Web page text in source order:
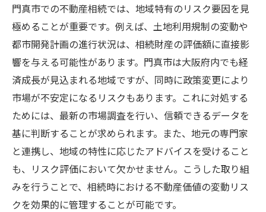
門真市での不動産相続では、地域特有のリスク要因を見
極めることが重要です。例えば、土地利用規制の変動や
都市開発計画の進行状況は、相続財産の評価額に直接影
響を与える可能性があります。門真市は大阪府内でも経
済成長が見込まれる地域ですが、同時に政策変更により
市場が不安定になるリスクもあります。これに対処する
ためには、最新の市場調査を行い、信頼できるデータを
基に判断することが求められます。また、地元の専門家
と連携し、地域の特性に応じたアドバイスを受けること
も、リスク評価において欠かせません。こうした取り組
みを行うことで、相続時における不動産価値の変動リス
クを効果的に管理することが可能です。